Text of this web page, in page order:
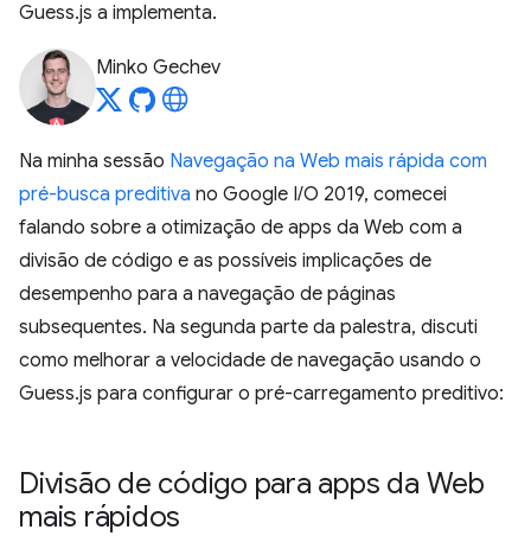
Guess.js a implementa.
Minko Gechev
Na minha sessão Navegação na Web mais rápida com
pré-busca preditiva no Google I/O 2019, comecei
falando sobre a otimização de apps da Web com a
divisão de código e as possíveis implicações de
desempenho para a navegação de páginas
subsequentes. Na segunda parte da palestra, discuti
como melhorar a velocidade de navegação usando o
Guess.js para configurar o pré-carregamento preditivo:
Divisão de código para apps da Web
mais rápidos